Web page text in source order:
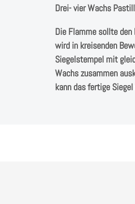
Drei- vier Wachs
Die Flamme sollte
wird in kreisenden
Siegelstempel mit
Wachs zusammen
kann das fertige